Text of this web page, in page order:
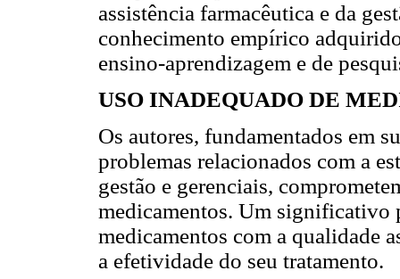
assistência farmacêutica e da
conhecimento empírico
ensino-aprendizagem e de
USO INADEQUADO DE
Os autores, fundamentados em
problemas relacionados com a
gestão e gerenciais,
medicamentos. Um significativo
medicamentos com a qualidade
a efetividade do seu tratamento.